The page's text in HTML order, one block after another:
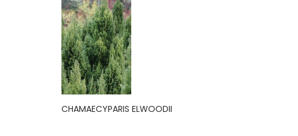
CHAMAECYPARIS ELWOODII